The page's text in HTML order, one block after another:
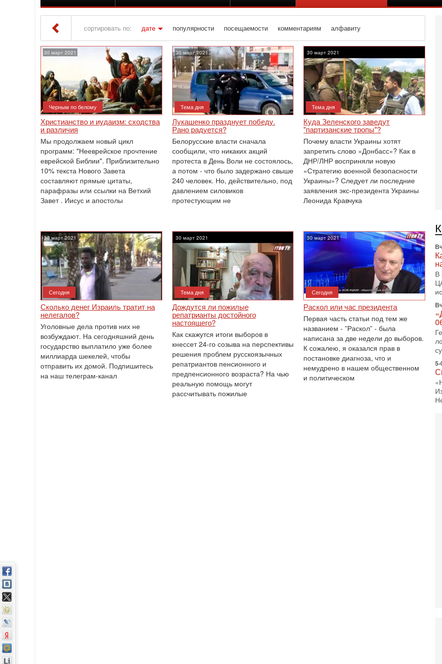
сортировать по: дате популярности посещаемости комментариям алфавиту
» Материалы за 30.03.2021
30 март 2021
Черным по белому
Христианство и иудаизм: сходства
и различия
Мы продолжаем новый цикл
программ: "Нееврейское прочтение
еврейской Библии". Приблизительно
10% текста Нового Завета
составляют прямые цитаты,
парафразы или ссылки на Ветхий
Завет . Иисус и апостолы
30 март 2021
Тема дня
Лукашенко празднует победу.
Рано радуется?
Белорусские власти сначала
сообщили, что никаких акций
протеста в День Воли не состоялось,
а потом - что было задержано свыше
240 человек. Но, действительно, под
давлением силовиков
протестующим не
30 март 2021
Тема дня
Куда Зеленского заведут
"партизанские тропы"?
Почему власти Украины хотят
запретить слово «Донбасс»? Как в
ДНР/ЛНР восприняли новую
«Стратегию военной безопасности
Украины»? Следует ли последние
заявления экс-президента Украины
Леонида Кравчука
30 март 2021
Сегодня
Сколько денег Израиль тратит на
нелегалов?
Уголовные дела против них не
возбуждают. На сегодняшний день
государство выплатило уже более
миллиарда шекелей, чтобы
отправить их домой. Подпишитесь
на наш телеграм-канал
30 март 2021
Тема дня
Дождутся ли пожилые
репатрианты достойного
настоящего?
Как скажутся итоги выборов в
кнессет 24-го созыва на перспективы
решения проблем русскоязычных
репатриантов пенсионного и
предпенсионного возраста? На чью
реальную помощь могут
рассчитывать пожилые
30 март 2021
Сегодня
Раскол или час президента
Первая часть статьи под тем же
названием - ”Раскол” - была
написана за две недели до выборов.
К сожалею, я оказался прав в
постановке диагноза, что и
немудрено в нашем общественном
и политическом
В
5-